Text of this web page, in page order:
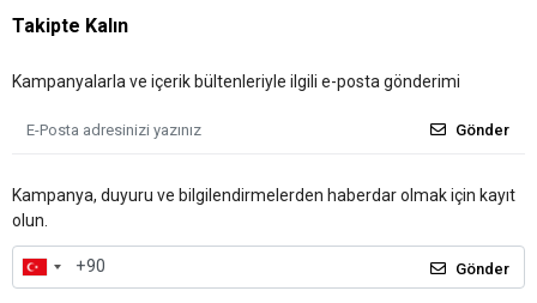
Takipte Kalın
Kampanyalarla ve içerik bültenleriyle ilgili e-posta gönderimi
Gönder
Kampanya, duyuru ve bilgilendirmelerden haberdar olmak için kayıt
olun.
Gönder